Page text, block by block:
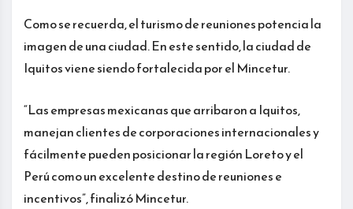
Como se recuerda, el turismo de reuniones potencia la
imagen de una ciudad. En este sentido, la ciudad de
Iquitos viene siendo fortalecida por el Mincetur.
“Las empresas mexicanas que arribaron a Iquitos,
manejan clientes de corporaciones internacionales y
fácilmente pueden posicionar la región Loreto y el
Perú como un excelente destino de reuniones e
incentivos”, finalizó Mincetur.